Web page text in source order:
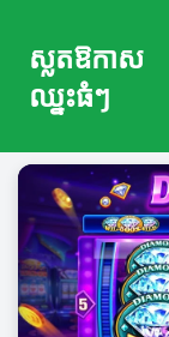
ស្លតឱកាស
ឈ្នះធំៗ